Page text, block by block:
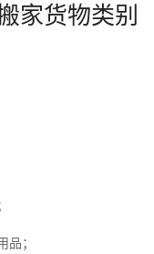
家货物类别
；